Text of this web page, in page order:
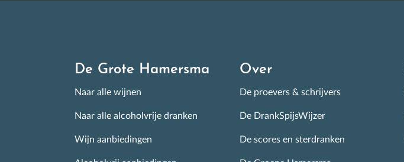
De Grote Hamersma
Naar alle wijnen
Naar alle alcoholvrije dranken
Wijn aanbiedingen
Over
De proevers & schrijvers
De DrankSpijsWijzer
De scores en sterdranken